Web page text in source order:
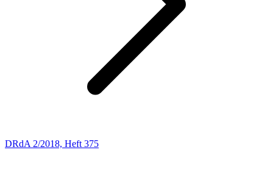
DRdA 2/2018, Heft 375